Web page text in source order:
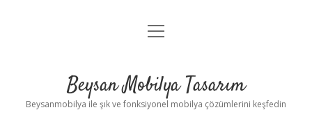
Anasayfa
Yasal Uyarı
menüyü
Beysan Mobilya Tasarım
Beysanmobilya ile şık ve fonksiyonel mobilya çözümlerini keşfedin